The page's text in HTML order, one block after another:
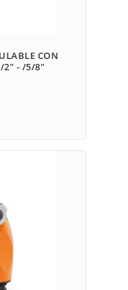
CON
2" - /5/8"